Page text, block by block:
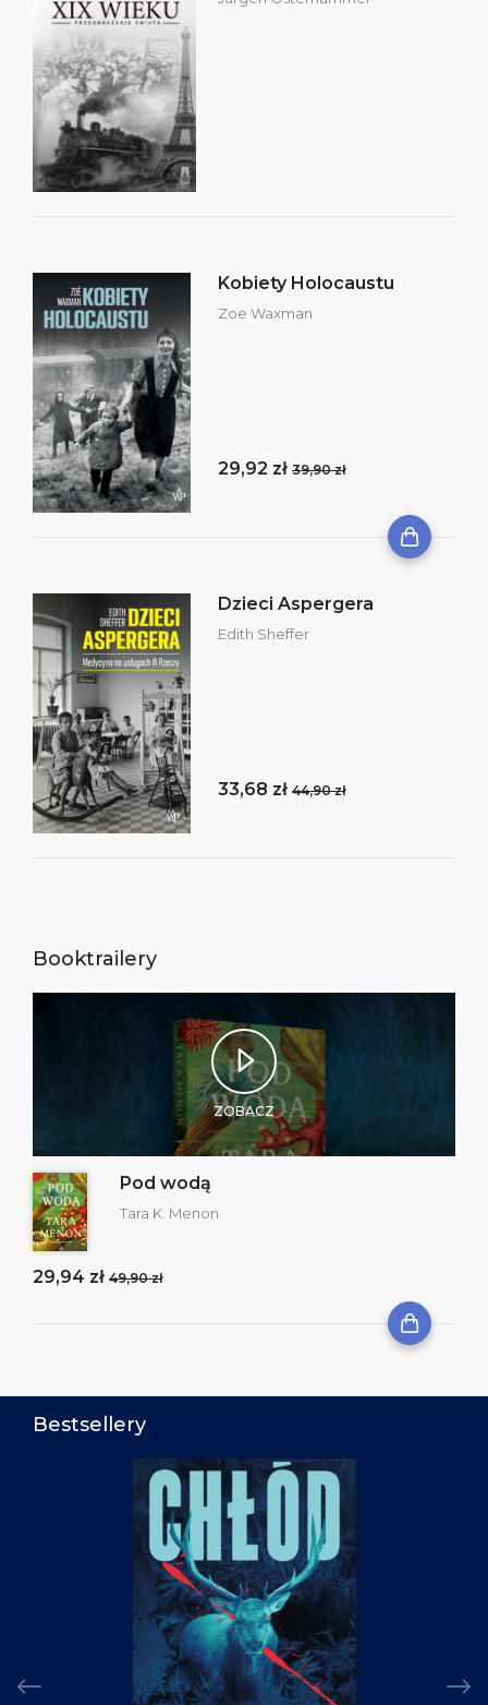
Kobiety Holocaustu
Zoe Waxman
29,92 zł 39,90 zł
Dzieci Aspergera
Edith Sheffer
33,68 zł 44,90 zł
Booktrailery
ZOBACZ
Pod wodą
Tara K. Menon
29,94 zł 49,90 zł
Bestsellery